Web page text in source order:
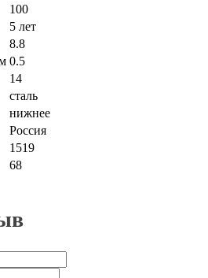
100
5 лет
8.8
0.5
14
сталь
нижнее
Россия
1519
68